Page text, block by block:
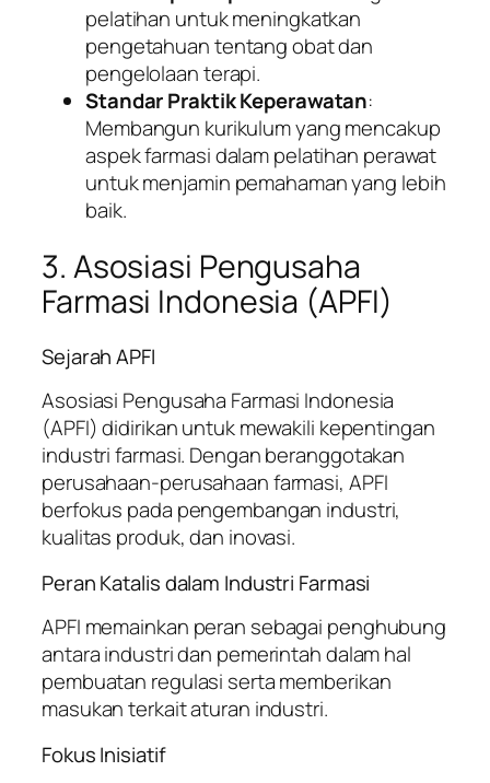
pelatihan untuk meningkatkan
pengetahuan tentang obat dan
pengelolaan terapi.
Standar Praktik Keperawatan:
Membangun kurikulum yang mencakup
aspek farmasi dalam pelatihan perawat
untuk menjamin pemahaman yang lebih
baik.
3. Asosiasi Pengusaha
Farmasi Indonesia (APFI)
Sejarah APFI
Asosiasi Pengusaha Farmasi Indonesia
(APFI) didirikan untuk mewakili kepentingan
industri farmasi. Dengan beranggotakan
perusahaan-perusahaan farmasi, APFI
berfokus pada pengembangan industri,
kualitas produk, dan inovasi.
Peran Katalis dalam Industri Farmasi
APFI memainkan peran sebagai penghubung
antara industri dan pemerintah dalam hal
pembuatan regulasi serta memberikan
masukan terkait aturan industri.
Fokus Inisiatif